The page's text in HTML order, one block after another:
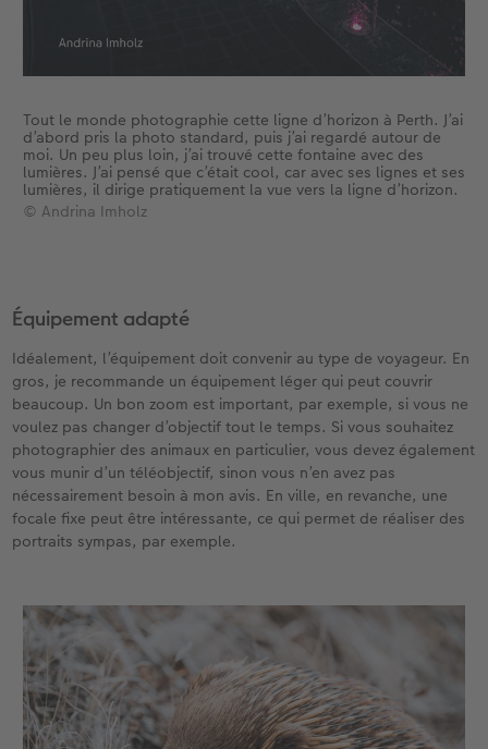
Tout le monde photographie cette ligne d’horizon à Perth. J’ai
d’abord pris la photo standard, puis j’ai regardé autour de
moi. Un peu plus loin, j’ai trouvé cette fontaine avec des
lumières. J’ai pensé que c’était cool, car avec ses lignes et ses
lumières, il dirige pratiquement la vue vers la ligne d’horizon.
© Andrina Imholz
Équipement adapté
Idéalement, l’équipement doit convenir au type de voyageur. En
gros, je recommande un équipement léger qui peut couvrir
beaucoup. Un bon zoom est important, par exemple, si vous ne
voulez pas changer d’objectif tout le temps. Si vous souhaitez
photographier des animaux en particulier, vous devez également
vous munir d’un téléobjectif, sinon vous n’en avez pas
nécessairement besoin à mon avis. En ville, en revanche, une
focale fixe peut être intéressante, ce qui permet de réaliser des
portraits sympas, par exemple.